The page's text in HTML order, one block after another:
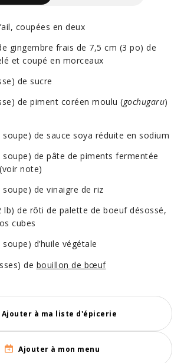
coupées en deux
gingembre frais de 7,5 cm (3 po) de
et coupé en morceaux
de sucre
de piment coréen moulu (gochugaru)
soupe) de sauce soya réduite en sodium
soupe) de pâte de piments fermentée
note)
soupe) de vinaigre de riz
lb) de rôti de palette de boeuf désossé,
cubes
d’huile végétale
de bouillon de bœuf
Ajouter à ma liste d'épicerie
Ajouter à mon menu